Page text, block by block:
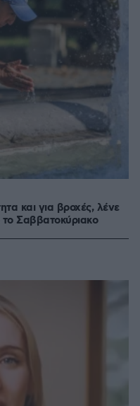
και για βροχές, λένε
Σαββατοκύριακο